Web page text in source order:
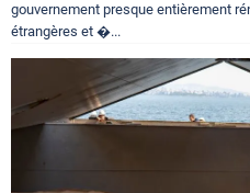
gouvernement presque entièrement
étrangères et �...